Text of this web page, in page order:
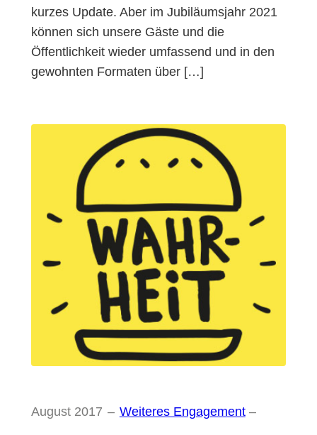
kurzes Update. Aber im Jubiläumsjahr 2021
können sich unsere Gäste und die
Öffentlichkeit wieder umfassend und in den
gewohnten Formaten über […]
August 2017 – Weiteres Engagement–